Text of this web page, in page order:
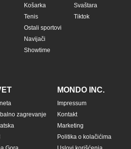
Košarka
Tenis
Ostali sportovi
Navijači
Showtime
Svaštara
Tiktok
zagrevanje
MONDO INC.
Impressum
Kontakt
Marketing
Politika o kolačićima